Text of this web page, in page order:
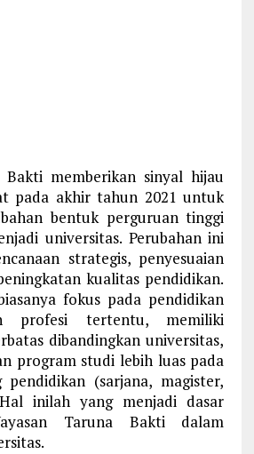
Bakti memberikan sinyal hijau
pada akhir tahun 2021 untuk
bentuk perguruan tinggi
universitas. Perubahan ini
strategis, penyesuaian
kualitas pendidikan.
fokus pada pendidikan
profesi tertentu, memiliki
dibandingkan universitas,
program studi lebih luas pada
pendidikan (sarjana, magister,
inilah yang menjadi dasar
Taruna Bakti dalam